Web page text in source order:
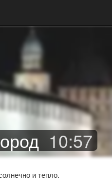
10:57
и тепло.